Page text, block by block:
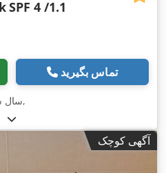
SPF 4 /1.1
تماس بگیرید
سال,
آگهی کوچک